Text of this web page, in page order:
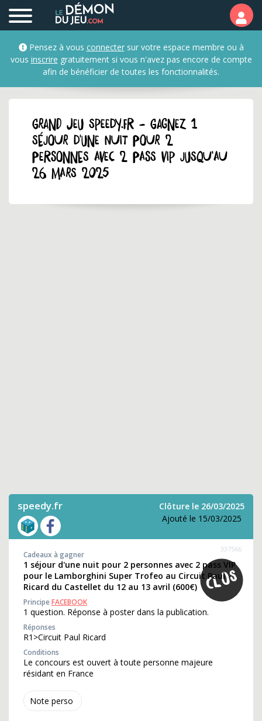
Pensez à vous connectersur votre espace membre ou à
vous inscrire gratuitement si vous n'avez pas encore de compte
afin de bénéficier de toutes les fonctionnalités.
GRAND JEU speedy.fr - Gagnez 1
séjour d'une nuit pour 2
personnes avec 2 pass VIP jusqu'au
26 mars 2025
speedy.fr
Clôture le 26/03/2025
Ajouté le 15/03/2025
Note perso
337566
Cadeaux à gagner
1 séjour d'une nuit pour 2 personnes avec 2 pass VIP
pour le Lamborghini Super Trofeo au Circuit Paul
Ricard du Castellet du 12 au 13 avril (600€)
PrincipeFACEBOOK
1 question. Réponse à poster dans la publication.
Réponses
R1>Circuit Paul Ricard
Conditions
Le concours est ouvert à toute personne majeure
résidant en France